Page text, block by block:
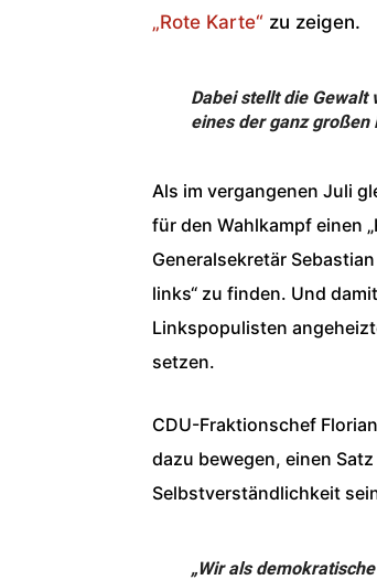
„Rote Karte“ zu zeigen.
Dabei stellt die Gewalt
eines der ganz großen
Als im vergangenen Juli
für den Wahlkampf einen
Generalsekretär
links“ zu finden. Und
Linkspopulisten
setzen.
CDU-Fraktionschef
dazu bewegen, einen
Selbstverständlichkeit
„Wir als